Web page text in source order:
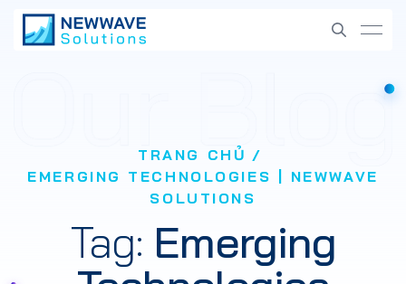
TRANG CHỦ
EMERGING TECHNOLOGIES | NEWWAVE
SOLUTIONS
Tag: Emerging